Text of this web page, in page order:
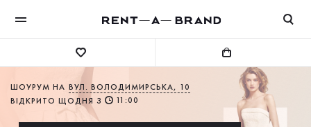
ШОУРУМ НА ВУЛ. ВОЛОДИМИРСЬКА, 10
ВІДКРИТО ЩОДНЯ З
11:00